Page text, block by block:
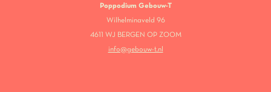
Poppodium Gebouw-T
Wilhelminaveld 96
4611 WJ BERGEN OP ZOOM
info@gebouw-t.nl